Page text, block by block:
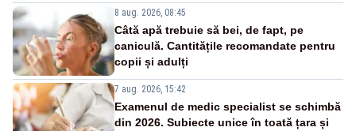
8 aug. 2026, 08:45
Câtă apă trebuie să bei, de fapt, pe
caniculă. Cantitățile recomandate pentru
copii și adulți
7 aug. 2026, 15:42
Examenul de medic specialist se schimbă
din 2026. Subiecte unice în toată țara și